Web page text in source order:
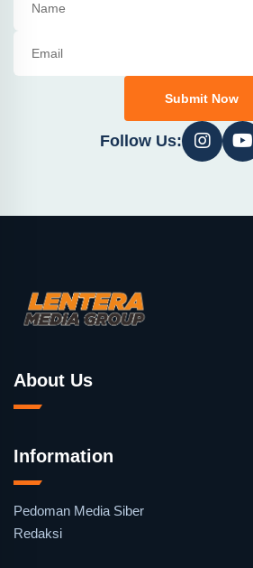
Submit Now
Follow Us:
About Us
Information
Pedoman Media Siber
Redaksi